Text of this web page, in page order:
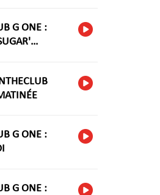
G ONE :
G ONE :
G ONE :